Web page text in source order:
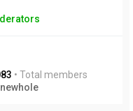
• Total members